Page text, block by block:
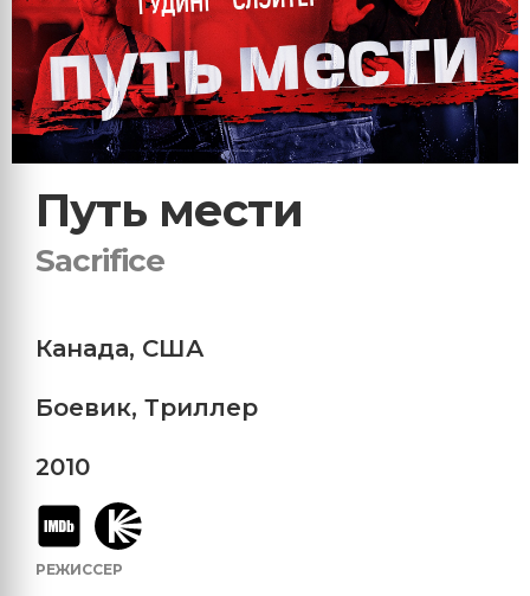
Путь мести
Sacrifice
Канада, США
Боевик, Триллер
2010
РЕЖИССЕР